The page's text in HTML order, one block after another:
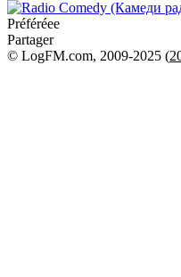
Préféréeе
Partager
© LogFM.com, 2009-2025 (